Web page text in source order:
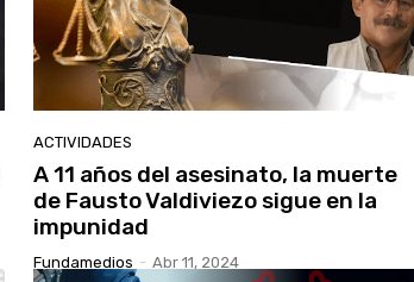
ACTIVIDADES
A 11 años del asesinato, la muerte
de Fausto Valdiviezo sigue en la
impunidad
Fundamedios - Abr 11, 2024